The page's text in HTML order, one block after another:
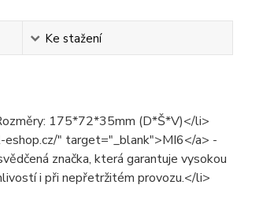
Ke stažení
175*72*35mm (D*Š*V)</li>
" target="_blank">MI6</a> -
značka, která garantuje vysokou
i při nepřetržitém provozu.</li>